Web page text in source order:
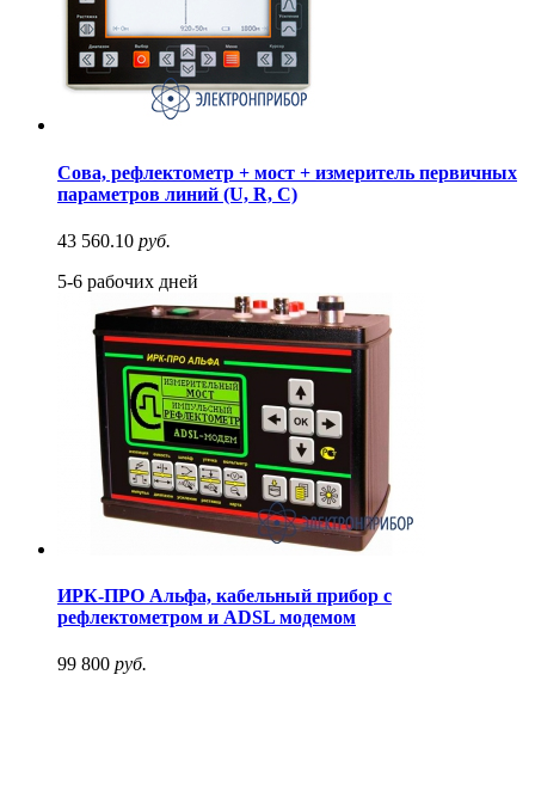
Сова, рефлектометр + мост + измеритель первичных
параметров линий (U, R, C)
43 560.10 руб.
5-6 рабочих дней
ИРК-ПРО Альфа, кабельный прибор с
рефлектометром и ADSL модемом
99 800 руб.